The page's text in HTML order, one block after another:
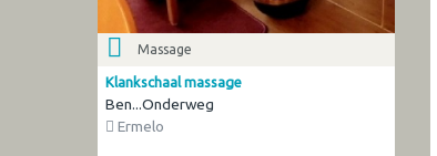
Massage
Klankschaal massage
Ben...Onderweg
Ermelo